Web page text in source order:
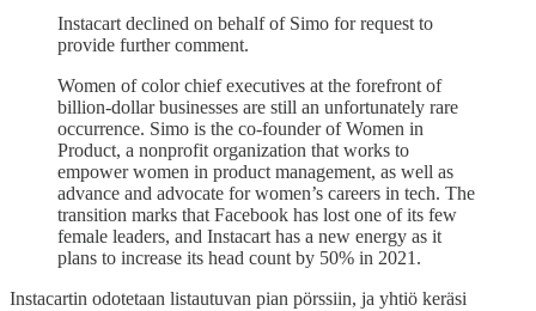
Instacart declined on behalf of Simo for request to
provide further comment.
Women of color chief executives at the forefront of
billion-dollar businesses are still an unfortunately rare
occurrence. Simo is the co-founder of Women in
Product, a nonprofit organization that works to
empower women in product management, as well as
advance and advocate for women’s careers in tech. The
transition marks that Facebook has lost one of its few
female leaders, and Instacart has a new energy as it
plans to increase its head count by 50% in 2021.
Instacartin odotetaan listautuvan pian pörssiin, ja yhtiö keräsi